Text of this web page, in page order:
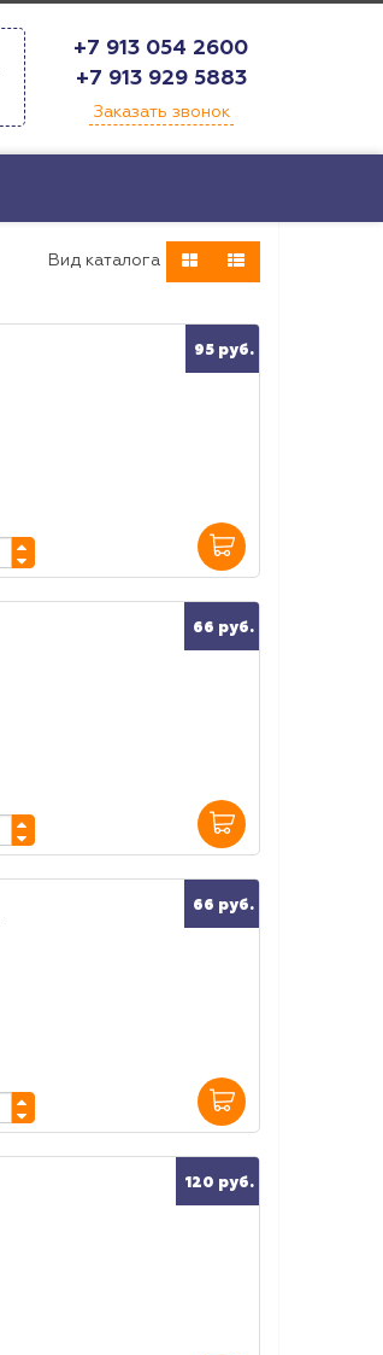
+7 913 054 2600
+7 913 929 5883
Заказать звонок
Bид каталога
95 руб.
66 руб.
66 руб.
120 руб.